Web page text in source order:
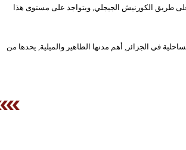
طريق الكورنيش الجيجلي, ويتواجد على مستوى هذا
في الجزائر, أهم مدنها الطاهير والميلية, يحدها من